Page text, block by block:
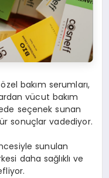
bakım serumları,
vücut bakım
seçenek sunan
sonuçlar vadediyor.
sunulan
daha sağlıklı ve